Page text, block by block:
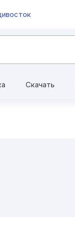
Скачать